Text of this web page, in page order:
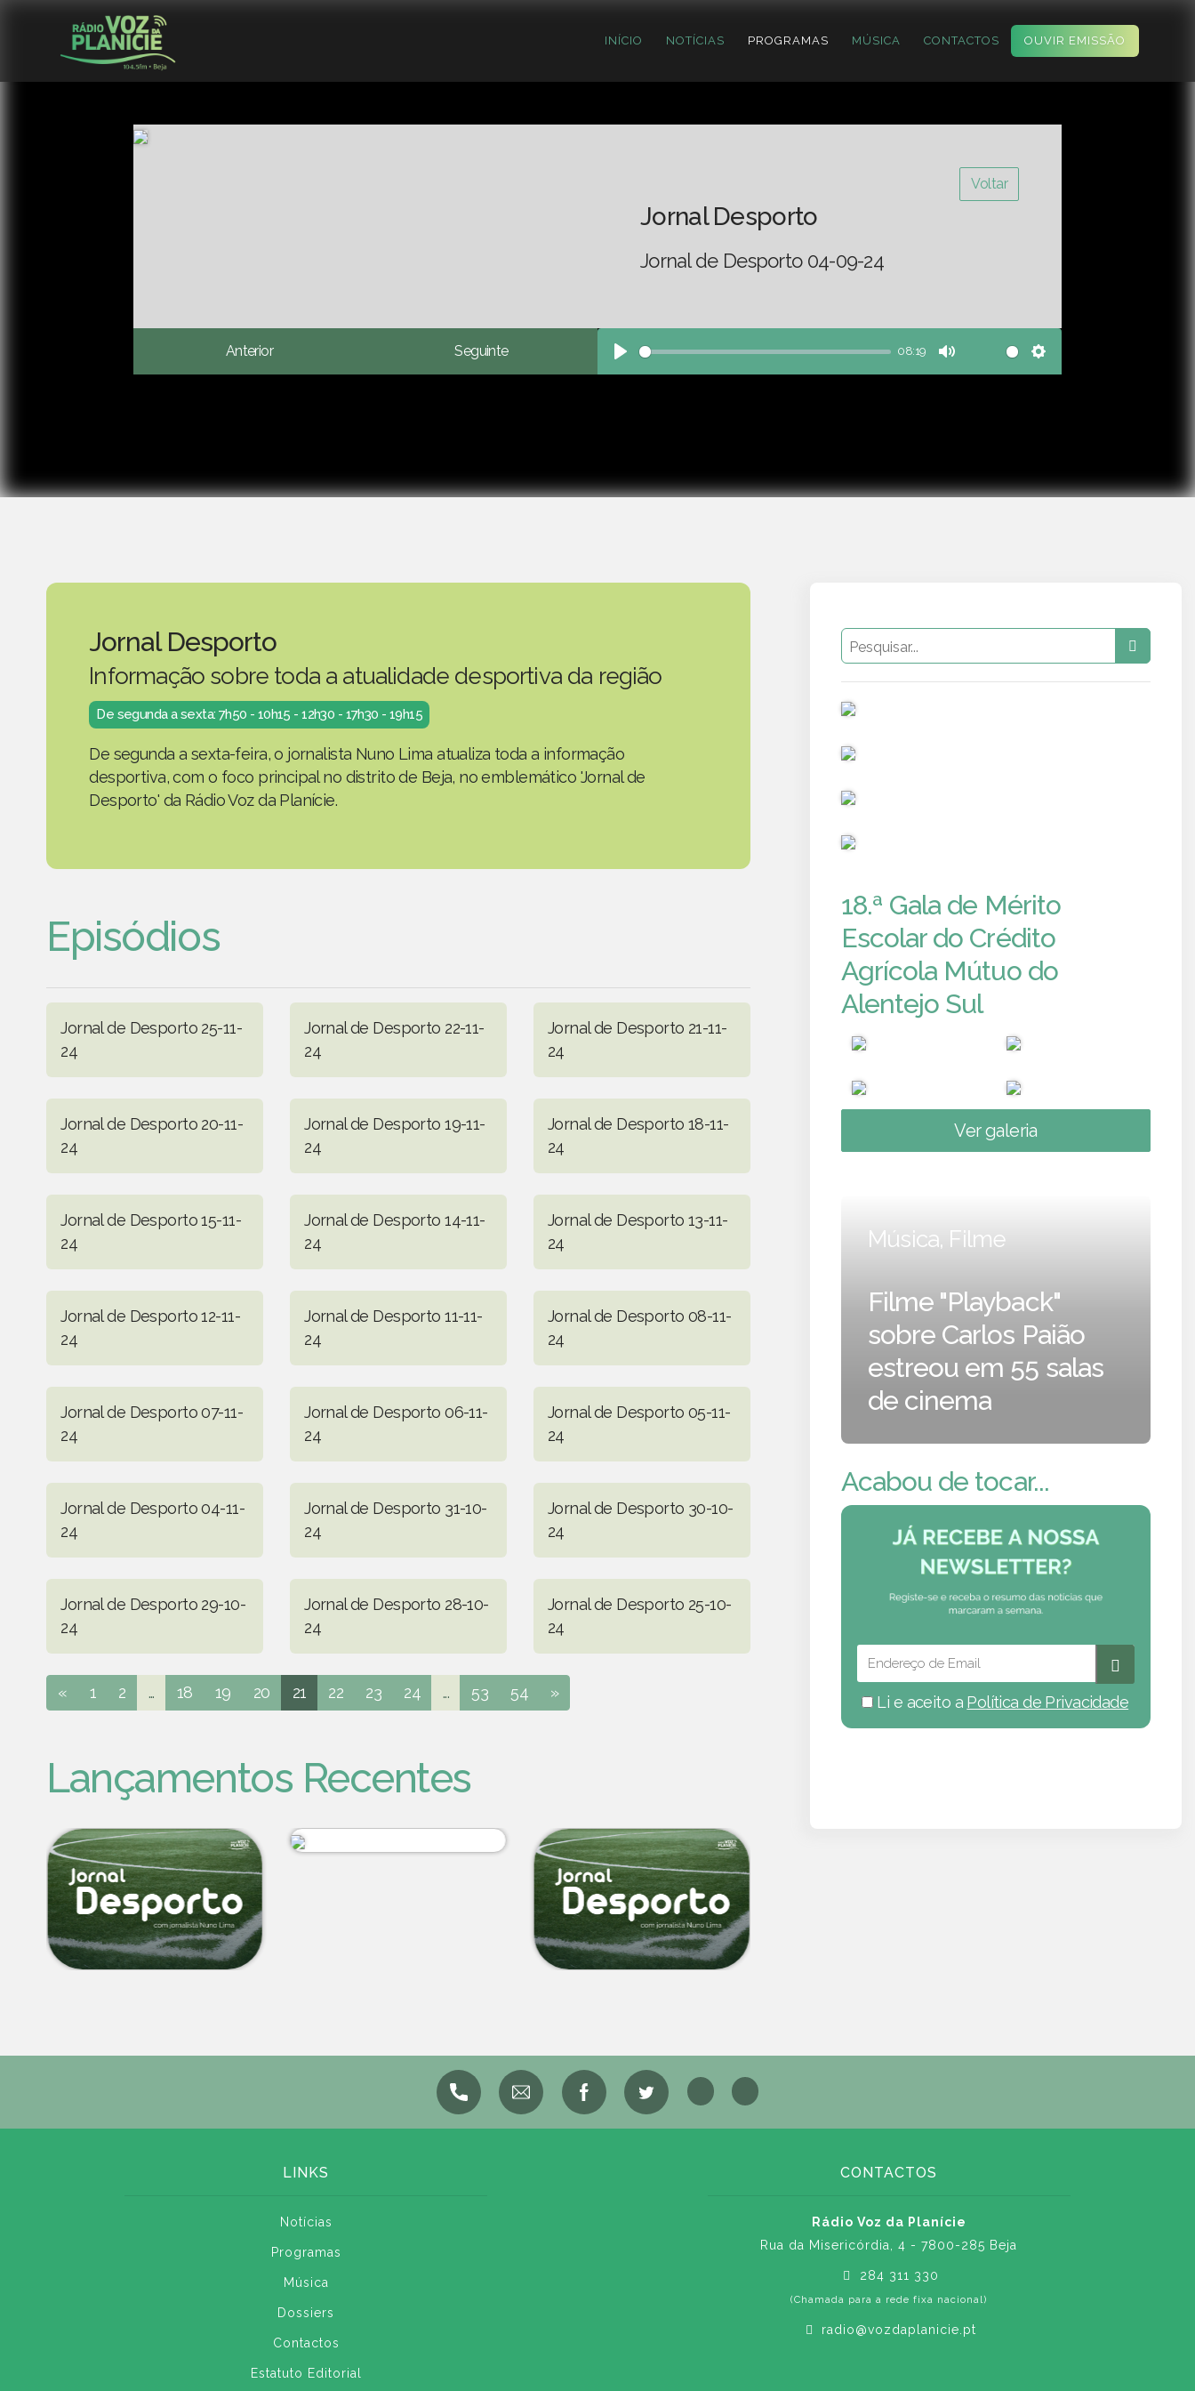
INÍCIO NOTÍCIAS PROGRAMAS MÚSICA CONTACTOS OUVIR EMISSÃO
Voltar
Jornal Desporto
Jornal de Desporto 04-09-24
Anterior Seguinte
Play
08:19
Mute Settings
Jornal Desporto
Informação sobre toda a atualidade desportiva da região
De segunda a sexta: 7h50 - 10h15 - 12h30 - 17h30 - 19h15
De segunda a sexta-feira, o jornalista Nuno Lima atualiza toda a informação
desportiva, com o foco principal no distrito de Beja, no emblemático 'Jornal de
Desporto' da Rádio Voz da Planície.
Episódios
Jornal de Desporto 25-11-
24
Jornal de Desporto 22-11-
24
Jornal de Desporto 21-11-
24
Jornal de Desporto 20-11-
24
Jornal de Desporto 19-11-
24
Jornal de Desporto 18-11-
24
Jornal de Desporto 15-11-
24
Jornal de Desporto 14-11-
24
Jornal de Desporto 13-11-
24
Jornal de Desporto 12-11-
24
Jornal de Desporto 11-11-
24
Jornal de Desporto 08-11-
24
Jornal de Desporto 07-11-
24
Jornal de Desporto 06-11-
24
Jornal de Desporto 05-11-
24
Jornal de Desporto 04-11-
24
Jornal de Desporto 31-10-
24
Jornal de Desporto 30-10-
24
Jornal de Desporto 29-10-
24
Jornal de Desporto 28-10-
24
Jornal de Desporto 25-10-
24
« 1 2 ... 18 19 20 21 22 23 24 ... 53 54 »
Lançamentos Recentes
18.ª Gala de Mérito
Escolar do Crédito
Agrícola Mútuo do
Alentejo Sul
Ver galeria
Música, Filme
Filme "Playback"
sobre Carlos Paião
estreou em 55 salas
de cinema
Acabou de tocar...
Li e aceito a Política de Privacidade
LINKS
Notícias
Programas
Música
Dossiers
Contactos
Estatuto Editorial
CONTACTOS
Rádio Voz da Planície
Rua da Misericórdia, 4 - 7800-285 Beja
284 311 330
(Chamada para a rede fixa nacional)
radio@vozdaplanicie.pt